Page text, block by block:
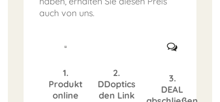
auch von uns.
1.
Produkt
online
2.
DDoptics
den Link
3.
DEAL